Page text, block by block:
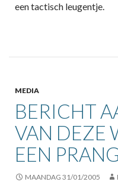
een tactisch leugentje.
MEDIA
BERICHT
VAN DEZE
EEN
MAANDAG 31/01/2005